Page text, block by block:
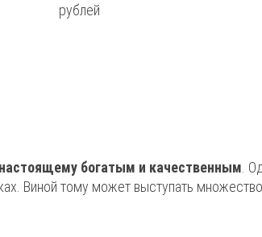
рублей
богатым и качественным .
Виной тому может выступать